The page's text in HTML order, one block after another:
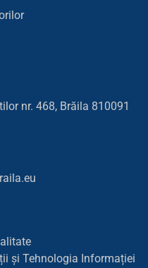
nr. 468, Brăila 810091
și Tehnologia Informației